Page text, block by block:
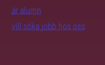
är alumn
vill söka jobb hos oss